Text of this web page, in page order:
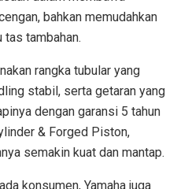
bahkan memudahkan
tas tambahan.
rangka tubular yang
stabil, serta getaran yang
dengan garansi 5 tahun
& Forged Piston,
semakin kuat dan mantap.
konsumen, Yamaha juga